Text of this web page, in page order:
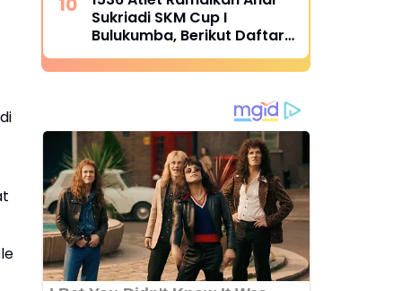
Sukriadi SKM Cup I
Bulukumba, Berikut Daftar
Juara 1 hingga 64